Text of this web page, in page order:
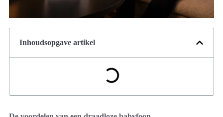
Inhoudsopgave artikel